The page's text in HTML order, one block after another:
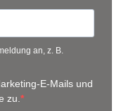
an, z. B.
E-Mails und
zu.